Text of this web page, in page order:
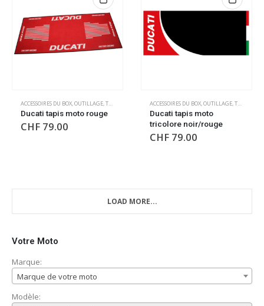
ACCESSOIRES DU BOX OUTILLAGE TAPIS DE SOL TAPIS DE SOL
Ducati tapis moto rouge
CHF 79.00
ACCESSOIRES DU BOX OUTILLAGE TAPIS DE SOL
Ducati tapis moto
tricolore noir/rouge
CHF 79.00
LOAD MORE...
Votre Moto
Marque:
Marque de votre moto
Modèle: